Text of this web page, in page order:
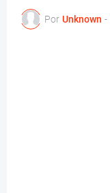
Por Unknown -